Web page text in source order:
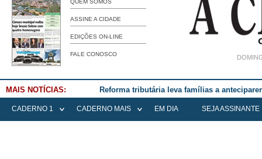
QUEM SOMOS
ASSINE A CIDADE
EDIÇÕES ON-LINE
FALE CONOSCO
MAIS NOTÍCIAS: Reforma tributária leva famílias a
CADERNO 1 CADERNO MAIS EM DIA SEJA ASSINANTE